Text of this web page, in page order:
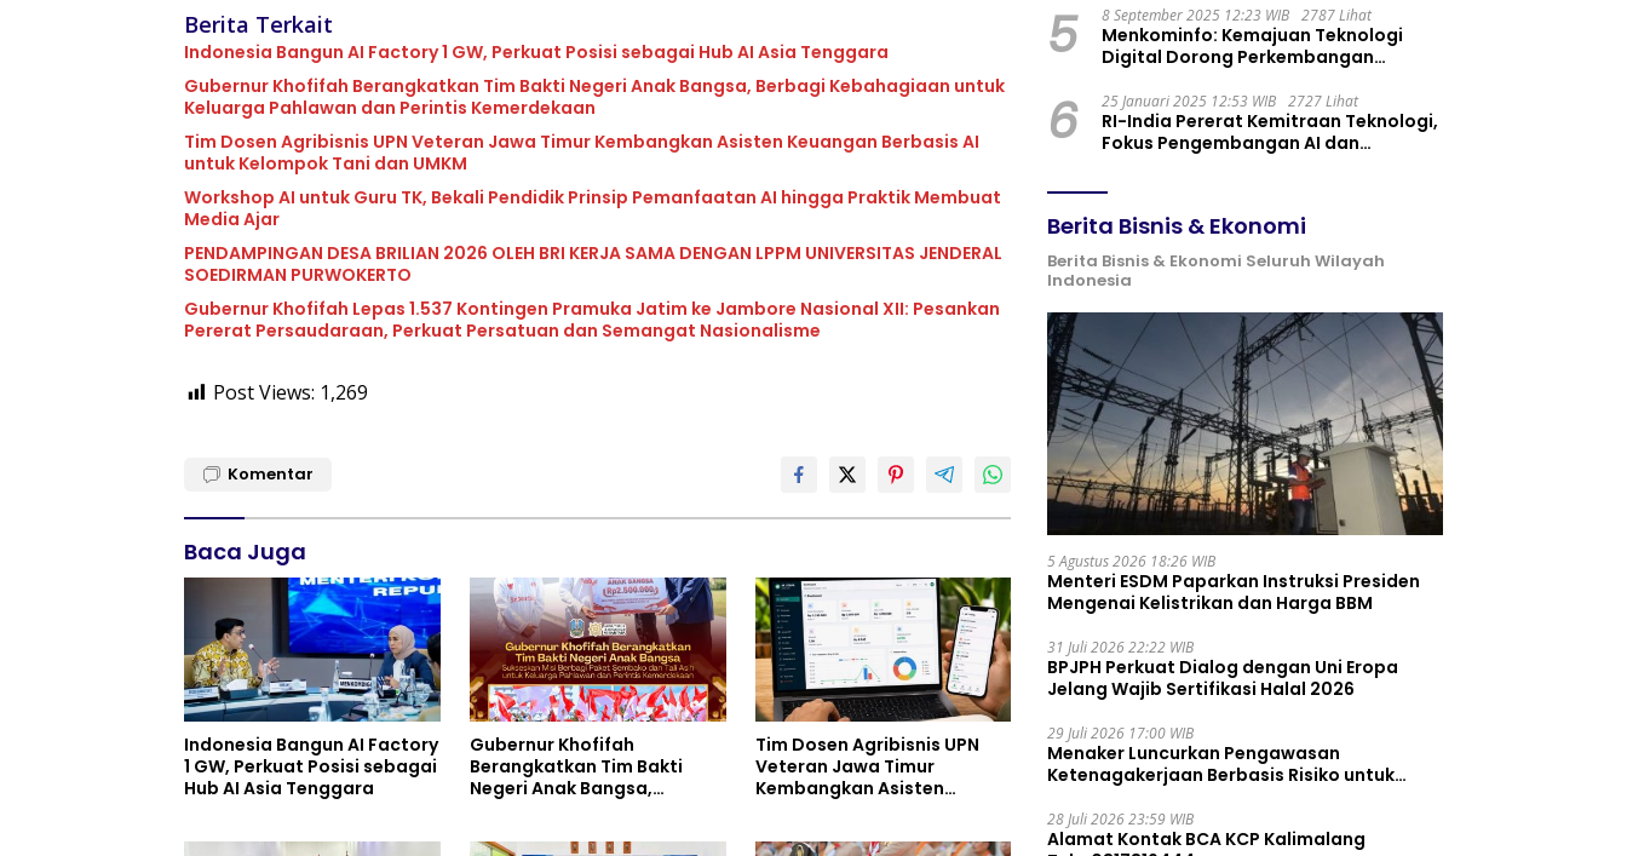
Berita Terkait
Indonesia Bangun AI Factory 1 GW, Perkuat Posisi sebagai Hub AI Asia Tenggara
Gubernur Khofifah Berangkatkan Tim Bakti Negeri Anak Bangsa, Berbagi Kebahagiaan untuk
Keluarga Pahlawan dan Perintis Kemerdekaan
Tim Dosen Agribisnis UPN Veteran Jawa Timur Kembangkan Asisten Keuangan Berbasis AI
untuk Kelompok Tani dan UMKM
Workshop AI untuk Guru TK, Bekali Pendidik Prinsip Pemanfaatan AI hingga Praktik Membuat
Media Ajar
PENDAMPINGAN DESA BRILIAN 2026 OLEH BRI KERJA SAMA DENGAN LPPM UNIVERSITAS JENDERAL
SOEDIRMAN PURWOKERTO
Gubernur Khofifah Lepas 1.537 Kontingen Pramuka Jatim ke Jambore Nasional XII: Pesankan
Pererat Persaudaraan, Perkuat Persatuan dan Semangat Nasionalisme
Post Views: 1,269
Komentar
Baca Juga
Indonesia Bangun AI Factory
1 GW, Perkuat Posisi sebagai
Hub AI Asia Tenggara
Gubernur Khofifah
Berangkatkan Tim Bakti
Negeri Anak Bangsa,
Tim Dosen Agribisnis UPN
Veteran Jawa Timur
Kembangkan Asisten
5 8 September 2025 12:23 WIB 2787 Lihat
Menkominfo: Kemajuan Teknologi
Digital Dorong Perkembangan
6 25 Januari 2025 12:53 WIB 2727 Lihat
RI-India Pererat Kemitraan Teknologi,
Fokus Pengembangan AI dan
Berita Bisnis & Ekonomi
Berita Bisnis & Ekonomi Seluruh Wilayah
Indonesia
5 Agustus 2026 18:26 WIB
Menteri ESDM Paparkan Instruksi Presiden
Mengenai Kelistrikan dan Harga BBM
31 Juli 2026 22:22 WIB
BPJPH Perkuat Dialog dengan Uni Eropa
Jelang Wajib Sertifikasi Halal 2026
29 Juli 2026 17:00 WIB
Menaker Luncurkan Pengawasan
Ketenagakerjaan Berbasis Risiko untuk
28 Juli 2026 23:59 WIB
Alamat Kontak BCA KCP Kalimalang